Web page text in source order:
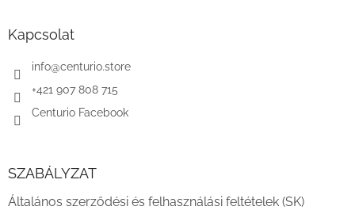
Kapcsolat
info@centurio.store
+421 907 808 715
Centurio Facebook
SZABÁLYZAT
Általános szerződési és felhasználási feltételek (SK)